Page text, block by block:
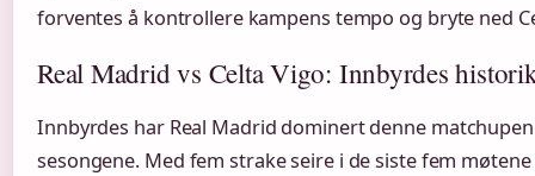
forventes å kontrollere kampens tempo og bryte ned
Real Madrid vs Celta Vigo: Innbyrdes
Innbyrdes har Real Madrid dominert denne
sesongene. Med fem strake seire i de siste fem